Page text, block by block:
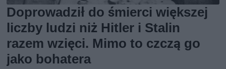
Doprowadził do śmierci większej
liczby ludzi niż Hitler i Stalin
razem wzięci. Mimo to czczą go
jako bohatera